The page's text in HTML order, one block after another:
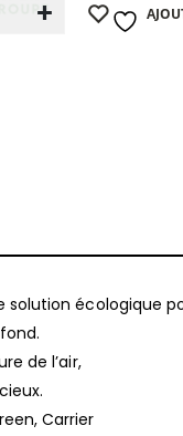
solution écologique
de l’air,
Carrier